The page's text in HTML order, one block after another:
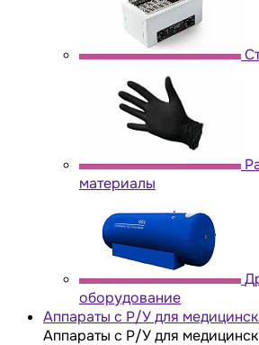
материалы
оборудование
Аппараты с Р/У для
Аппараты с Р/У для